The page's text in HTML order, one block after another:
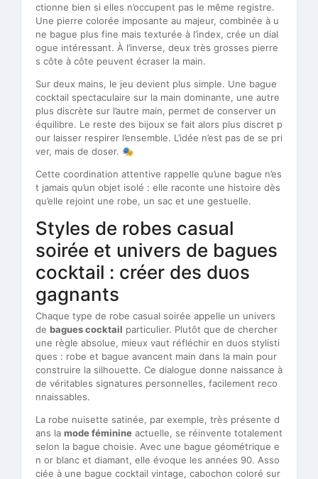
ctionne bien si elles n’occupent pas le même registre.
Une pierre colorée imposante au majeur, combinée à u
ne bague plus fine mais texturée à l’index, crée un dial
ogue intéressant. À l’inverse, deux très grosses pierre
s côte à côte peuvent écraser la main.
Sur deux mains, le jeu devient plus simple. Une bague
cocktail spectaculaire sur la main dominante, une autre
plus discrète sur l’autre main, permet de conserver un
équilibre. Le reste des bijoux se fait alors plus discret p
our laisser respirer l’ensemble. L’idée n’est pas de se pri
ver, mais de doser. 🎭
Cette coordination attentive rappelle qu’une bague n’es
t jamais qu’un objet isolé : elle raconte une histoire dès
qu’elle rejoint une robe, un sac et une gestuelle.
Styles de robes casual
soirée et univers de bagues
cocktail : créer des duos
gagnants
Chaque type de robe casual soirée appelle un univers
de bagues cocktail particulier. Plutôt que de chercher
une règle absolue, mieux vaut réfléchir en duos stylisti
ques : robe et bague avancent main dans la main pour
construire la silhouette. Ce dialogue donne naissance à
de véritables signatures personnelles, facilement reco
nnaissables.
La robe nuisette satinée, par exemple, très présente d
ans la mode féminine actuelle, se réinvente totalement
selon la bague choisie. Avec une bague géométrique e
n or blanc et diamant, elle évoque les années 90. Asso
ciée à une bague cocktail vintage, cabochon coloré sur